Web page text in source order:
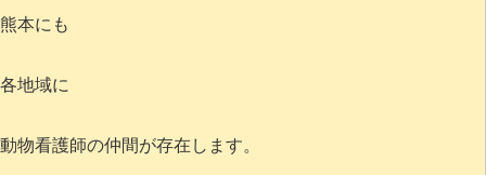
熊本にも
各地域に
動物看護師の仲間が存在します。